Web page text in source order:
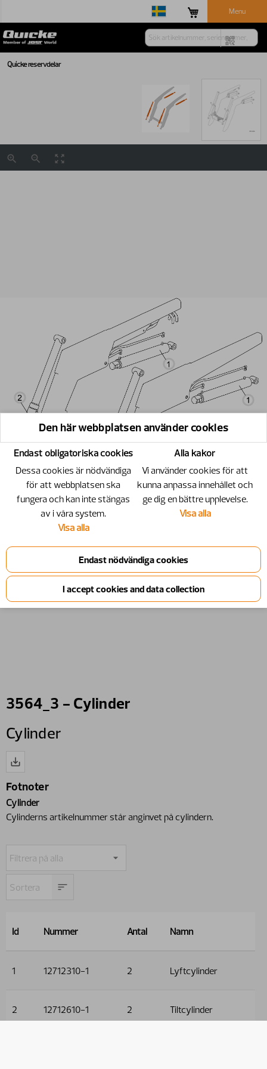
Menu
Quicke reservdelar
3564_3 - Cylinder
Cylinder
Fotnoter
Cylinder
Cylinderns artikelnummer står anginvet på cylindern.
Id Nummer Antal Namn
1 12712310-1 2 Lyftcylinder
2 12712610-1 2 Tiltcylinder
Den här webbplatsen använder cookies
Endast obligatoriska cookies
Dessa cookies är nödvändiga
för att webbplatsen ska
fungera och kan inte stängas
av i våra system.
Visa alla
Alla kakor
Vi använder cookies för att
kunna anpassa innehållet och
ge dig en bättre upplevelse.
Visa alla